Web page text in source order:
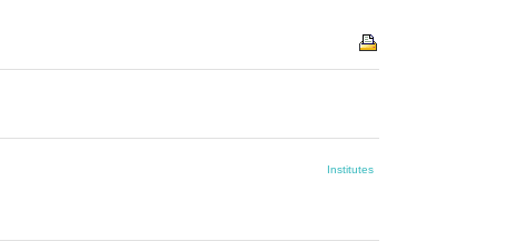
Institutes